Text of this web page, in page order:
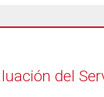
del